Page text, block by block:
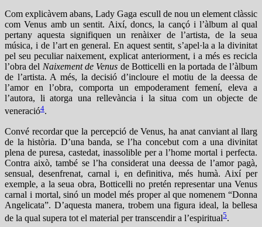
Com explicàvem abans, Lady Gaga escull de nou un element clàssic
com Venus amb un sentit. Així, doncs, la cançó i l’àlbum al qual
pertany aquesta signifiquen un renàixer de l’artista, de la seua
música, i de l’art en general. En aquest sentit, s’apel·la a la divinitat
pel seu peculiar naixement, explicat anteriorment, i a més es recicla
l’obra del Naixement de Venus de Botticelli en la portada de l’àlbum
de l’artista. A més, la decisió d’incloure el motiu de la deessa de
l’amor en l’obra, comporta un empoderament femení, eleva a
l’autora, li atorga una rellevància i la situa com un objecte de
veneració4.
Convé recordar que la percepció de Venus, ha anat canviant al llarg
de la història. D’una banda, se l’ha concebut com a una divinitat
plena de puresa, castedat, inassolible per a l’home mortal i perfecta.
Contra això, també se l’ha considerat una deessa de l’amor pagà,
sensual, desenfrenat, carnal i, en definitiva, més humà. Així per
exemple, a la seua obra, Botticelli no pretén representar una Venus
carnal i mortal, sinó un model més proper al que nomenem “Donna
Angelicata”. D’aquesta manera, trobem una figura ideal, la bellesa
de la qual supera tot el material per transcendir a l’espiritual5.